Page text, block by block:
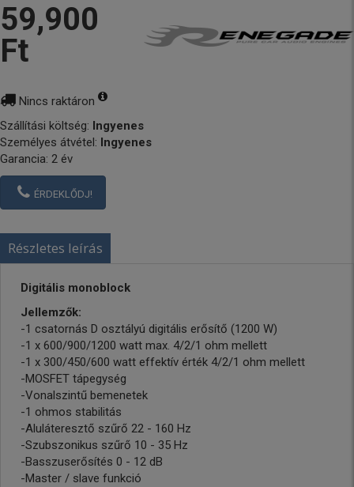
59,900
Ft
Nincs raktáron
Szállítási költség: Ingyenes
Személyes átvétel: Ingyenes
Garancia: 2 év
ÉRDEKLŐDJ!
Részletes leírás
Digitális monoblock
Jellemzők:
-1 csatornás D osztályú digitális erősítő (1200 W)
-1 x 600/900/1200 watt max. 4/2/1 ohm mellett
-1 x 300/450/600 watt effektív érték 4/2/1 ohm mellett
-MOSFET tápegység
-Vonalszintű bemenetek
-1 ohmos stabilitás
-Aluláteresztő szűrő 22 - 160 Hz
-Szubszonikus szűrő 10 - 35 Hz
-Basszuserősítés 0 - 12 dB
-Master / slave funkció